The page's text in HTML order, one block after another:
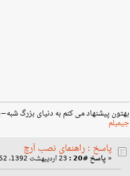
بهتون پیشنهاد می کنم به دنیای بزرگ
جیمیلم
پاسخ : راهنمای نصب آرچ
« پاسخ #20 :